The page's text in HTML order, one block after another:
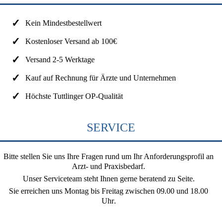
Kein Mindestbestellwert
Kostenloser Versand ab 100€
Versand 2-5 Werktage
Kauf auf Rechnung für Ärzte und Unternehmen
Höchste Tuttlinger OP-Qualität
SERVICE
Bitte stellen Sie uns Ihre Fragen rund um Ihr Anforderungsprofil an
Arzt- und Praxisbedarf.
Unser Serviceteam steht Ihnen gerne beratend zu Seite.
Sie erreichen uns Montag bis Freitag zwischen 09.00 und 18.00
Uhr.